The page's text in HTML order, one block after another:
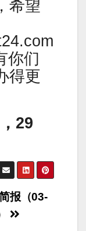
希望
你们
得更
29
报（03-